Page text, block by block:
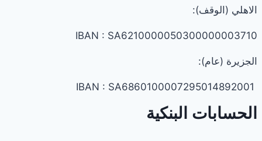
الاهلي (الوقف):
IBAN : SA6210000050300000003710
الجزيرة (عام):
الحسابات البنكية